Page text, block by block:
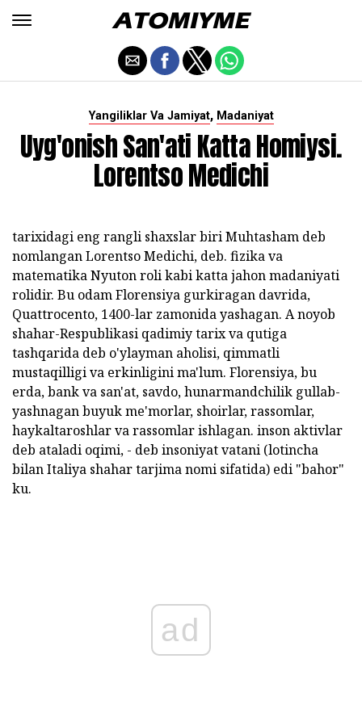
Yangiliklar Va Jamiyat, Madaniyat
Uyg'onish San'ati Katta Homiysi.
Lorentso Medichi
tarixidagi eng rangli shaxslar biri Muhtasham deb
nomlangan Lorentso Medichi, deb. fizika va
matematika Nyuton roli kabi katta jahon madaniyati
rolidir. Bu odam Florensiya gurkiragan davrida,
Quattrocento, 1400-lar zamonida yashagan. A noyob
shahar-Respublikasi qadimiy tarix va qutiga
tashqarida deb o'ylayman aholisi, qimmatli
mustaqilligi va erkinligini ma'lum. Florensiya, bu
erda, bank va san'at, savdo, hunarmandchilik gullab-
yashnagan buyuk me'morlar, shoirlar, rassomlar,
haykaltaroshlar va rassomlar ishlagan. inson aktivlar
deb ataladi oqimi, - deb insoniyat vatani (lotincha
bilan Italiya shahar tarjima nomi sifatida) edi "bahor"
ku.
ad